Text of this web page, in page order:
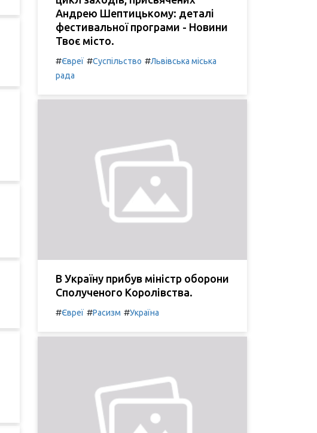
Андрею Шептицькому: деталі
фестивальної програми - Новини
Твоє місто.
#Євреї #Суспільство #Львівська міська
рада
В Україну прибув міністр оборони
Сполученого Королівства.
#Євреї #Расизм #Україна